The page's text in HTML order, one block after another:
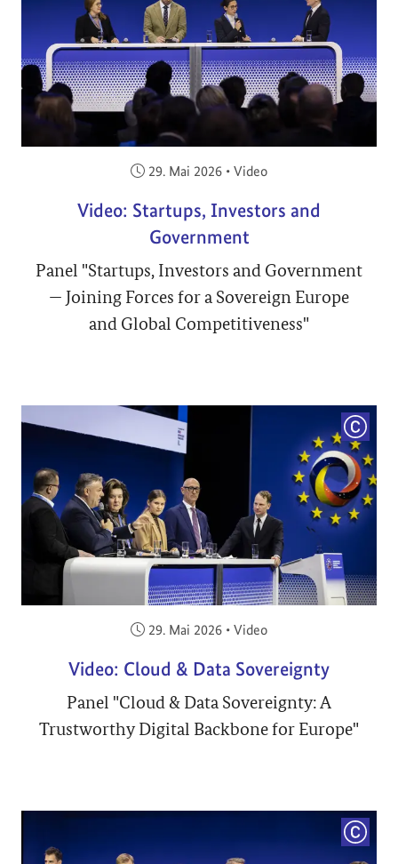
Veröffentlicht am:
29. Mai 2026 • Video
Video: Startups, Investors and
Government
Panel "Startups, Investors and Government
— Joining Forces for a Sovereign Europe
and Global Competitiveness"
Veröffentlicht am:
29. Mai 2026 • Video
Video: Cloud & Data Sovereignty
Panel "Cloud & Data Sovereignty: A
Trustworthy Digital Backbone for Europe"